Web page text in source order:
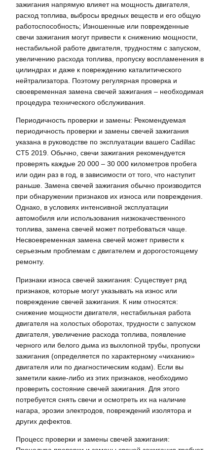
зажигания напрямую влияет на мощность двигателя,
расход топлива, выбросы вредных веществ и его общую
работоспособность; Изношенные или поврежденные
свечи зажигания могут привести к снижению мощности,
нестабильной работе двигателя, трудностям с запуском,
увеличению расхода топлива, пропуску воспламенения в
цилиндрах и даже к повреждению каталитического
нейтрализатора. Поэтому регулярная проверка и
своевременная замена свечей зажигания – необходимая
процедура технического обслуживания.
Периодичность проверки и замены: Рекомендуемая
периодичность проверки и замены свечей зажигания
указана в руководстве по эксплуатации вашего Cadillac
CT5 2019. Обычно, свечи зажигания рекомендуется
проверять каждые 20 000 – 30 000 километров пробега
или один раз в год, в зависимости от того, что наступит
раньше. Замена свечей зажигания обычно производится
при обнаружении признаков их износа или повреждения.
Однако, в условиях интенсивной эксплуатации
автомобиля или использования низкокачественного
топлива, замена свечей может потребоваться чаще.
Несвоевременная замена свечей может привести к
серьезным проблемам с двигателем и дорогостоящему
ремонту.
Признаки износа свечей зажигания: Существует ряд
признаков, которые могут указывать на износ или
повреждение свечей зажигания. К ним относятся:
снижение мощности двигателя, нестабильная работа
двигателя на холостых оборотах, трудности с запуском
двигателя, увеличение расхода топлива, появление
черного или белого дыма из выхлопной трубы, пропуски
зажигания (определяется по характерному «чиханию»
двигателя или по диагностическим кодам). Если вы
заметили какие-либо из этих признаков, необходимо
проверить состояние свечей зажигания. Для этого
потребуется снять свечи и осмотреть их на наличие
нагара, эрозии электродов, повреждений изолятора и
других дефектов.
Процесс проверки и замены свечей зажигания: